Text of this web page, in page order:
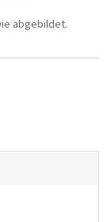
abgebildet.